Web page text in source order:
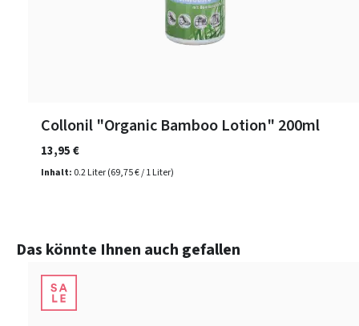
Collonil "Organic Bamboo Lotion" 200ml
Inhalt: 0.2 Liter(69,75 € / 1 Liter)
13,95 €
Produktgalerie überspringen
Das könnte Ihnen auch gefallen